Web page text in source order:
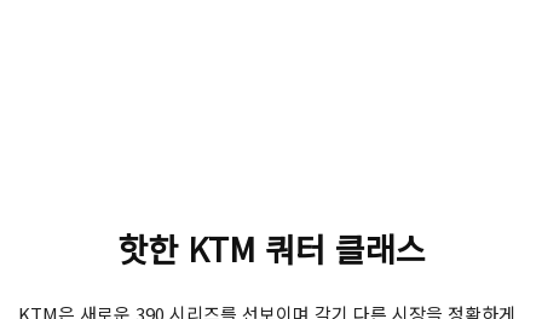
핫한 KTM 쿼터 클래스
KTM은 새로운 390 시리즈를 선보이며 각기 다른 시장을 정확하게